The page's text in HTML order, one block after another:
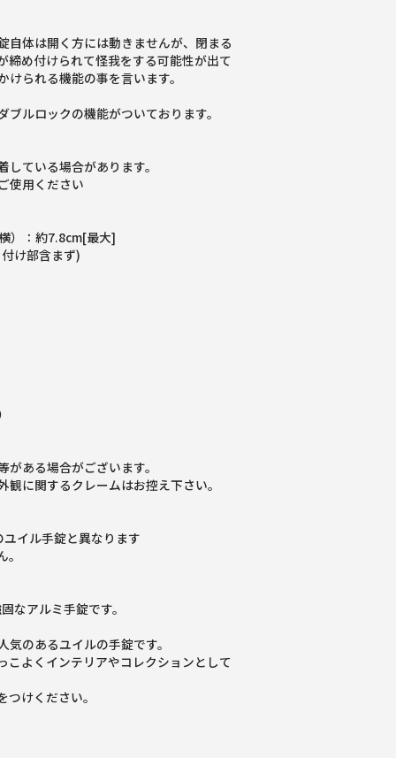
自体は開く方には動きませんが、閉まる
締め付けられて怪我をする可能性が出て
られる機能の事を言います。
ルロックの機能がついております。
ている場合があります。
使用ください
）：約7.8cm[最大]
け部含まず)
ある場合がございます。
に関するクレームはお控え下さい。
イル手錠と異なります
なアルミ手錠です。
のあるユイルの手錠です。
こよくインテリアやコレクションとして
けください。